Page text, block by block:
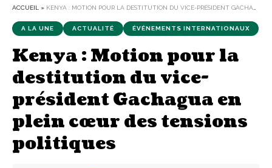
ACCUEIL » KENYA : MOTION POUR LA DESTITUTION DU VICE-PRÉSIDENT GACHAGUA EN PLEIN CŒUR DES TENSIONS POLITIQUES
A LA UNE ACTUALITÉ ÉVÉNEMENTS INTERNATIONAUX
Kenya : Motion pour la
destitution du vice-
président Gachagua en
plein cœur des tensions
politiques